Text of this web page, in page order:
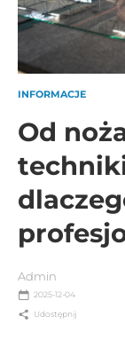
INFORMACJE
Od
Admin
2025-12-04
Udostępnij